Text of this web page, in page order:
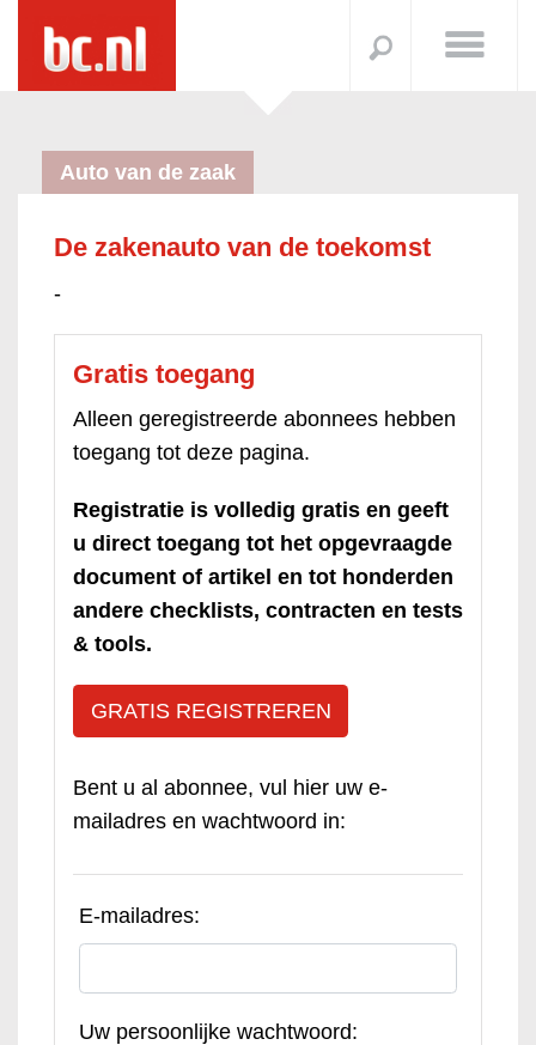
Auto van de zaak
De zakenauto van de toekomst
-
Gratis toegang
Alleen geregistreerde abonnees hebben
toegang tot deze pagina.
Registratie is volledig gratis en geeft
u direct toegang tot het opgevraagde
document of artikel en tot honderden
andere checklists, contracten en tests
& tools.
GRATIS REGISTREREN
Bent u al abonnee, vul hier uw e-
mailadres en wachtwoord in:
E-mailadres:
Uw persoonlijke wachtwoord: